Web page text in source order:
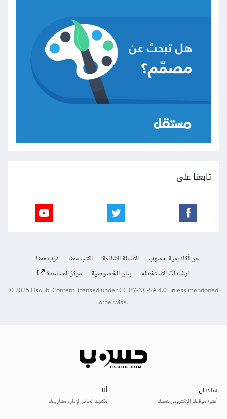
تابعنا على
عن أكاديمية حسوب الأسئلة الشائعة اكتب معنا
درّب معنا
إرشادات الاستخدام
بيان الخصوصية مركز المساعدة
© 2025Hsoub.Content licensed underCC BY-NC-SA 4.0unless mentioned
otherwise.